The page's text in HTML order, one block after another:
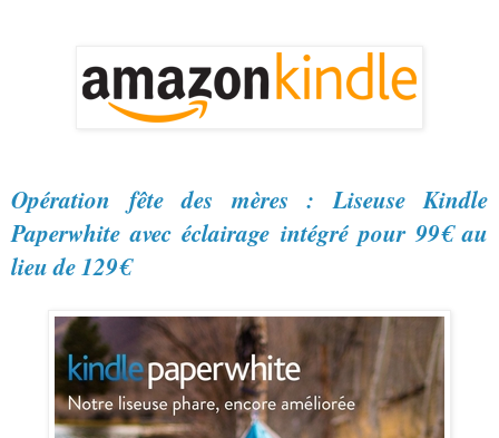
Opération fête des mères : Liseuse Kindle
Paperwhite avec éclairage intégré pour 99€ au
lieu de 129€